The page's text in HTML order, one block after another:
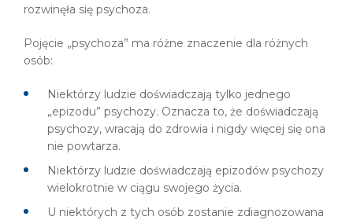
rozwinęła się psychoza.
Pojęcie „psychoza” ma różne znaczenie dla różnych
osób:
Niektórzy ludzie doświadczają tylko jednego
„epizodu” psychozy. Oznacza to, że doświadczają
psychozy, wracają do zdrowia i nigdy więcej się ona
nie powtarza.
Niektórzy ludzie doświadczają epizodów psychozy
wielokrotnie w ciągu swojego życia.
U niektórych z tych osób zostanie zdiagnozowana